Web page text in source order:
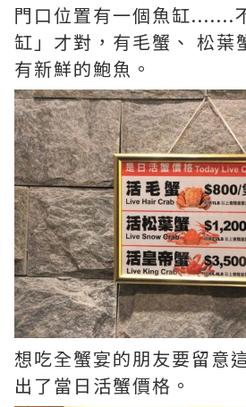
門口位置有一個魚缸.......
缸」才對，有毛蟹、 松葉
有新鮮的鮑魚。
想吃全蟹宴的朋友要留意
出了當日活蟹價格。